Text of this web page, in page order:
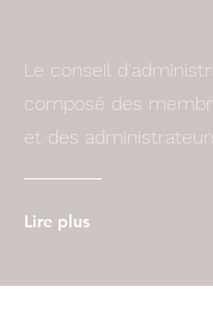
Le conseil
composé des
et des
Lire plus